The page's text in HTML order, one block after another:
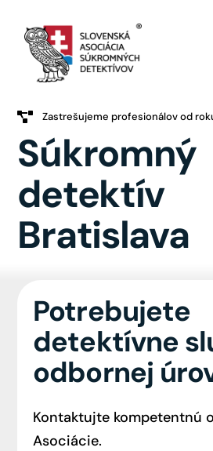
Zastrešujeme profesionálov od
Súkromný
detektív
Bratislava
Potrebujete
detektívne
odbornej
Kontaktujte kompetentnú
Asociácie.